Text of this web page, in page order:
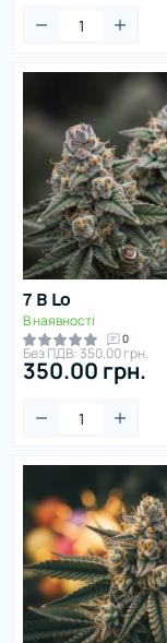
7 B Lo
В наявності
0
Без ПДВ: 350.00 грн.
350.00 грн.